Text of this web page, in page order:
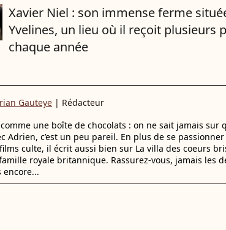
Xavier Niel : son immense ferme
Yvelines, un lieu où il reçoit plusieurs
chaque année
Gauteye | Rédacteur
comme une boîte de chocolats : on ne sait jamais sur
Adrien, c’est un peu pareil. En plus de se
culte, il écrit aussi bien sur La villa des coeurs
royale britannique. Rassurez-vous, jamais les
encore...